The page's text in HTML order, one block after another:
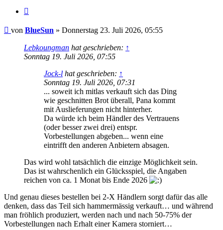
Beitrag
von BlueSun » Donnerstag 23. Juli 2026, 05:55
Lebkoungman hat geschrieben: ↑
Sonntag 19. Juli 2026, 07:55
Jock-l hat geschrieben: ↑
Sonntag 19. Juli 2026, 07:31
... soweit ich mitlas verkauft sich das Ding
wie geschnitten Brot überall, Pana kommt
mit Auslieferungen nicht hinterher.
Da würde ich beim Händler des Vertrauens
(oder besser zwei drei) entspr.
Vorbestellungen abgeben... wenn eine
eintrifft den anderen Anbietern absagen.
Das wird wohl tatsächlich die einzige Möglichkeit sein.
Das ist wahrschenlich ein Glücksspiel, die Angaben
reichen von ca. 1 Monat bis Ende 2026
Und genau dieses bestellen bei 2-X Händlern sorgt dafür das alle
denken, dass das Teil sich hammermässig verkauft… und während
man fröhlich produziert, werden nach und nach 50-75% der
Vorbestellungen nach Erhalt einer Kamera storniert…